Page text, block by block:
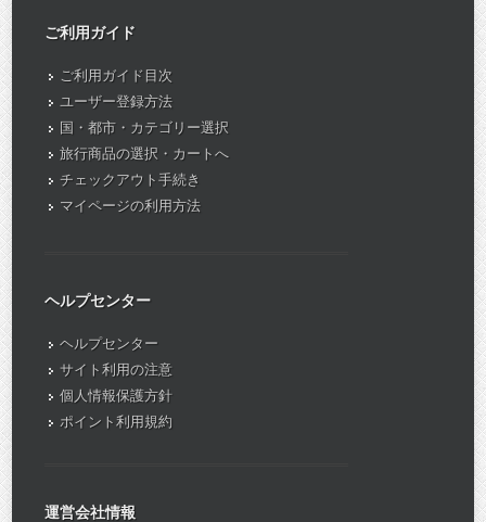
ご利用ガイド
ご利用ガイド目次
ユーザー登録方法
国・都市・カテゴリー選択
旅行商品の選択・カートへ
チェックアウト手続き
マイページの利用方法
ヘルプセンター
ヘルプセンター
サイト利用の注意
個人情報保護方針
ポイント利用規約
運営会社情報